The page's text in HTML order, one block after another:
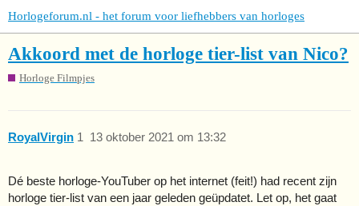
Horlogeforum.nl - het forum voor liefhebbers van horloges
Akkoord met de horloge tier-list van Nico?
Horloge Filmpjes
RoyalVirgin 13 oktober 2021 om 13:32
1
Dé beste horloge-YouTuber op het internet (feit!) had recent zijn
horloge tier-list van een jaar geleden geüpdatet. Let op, het gaat